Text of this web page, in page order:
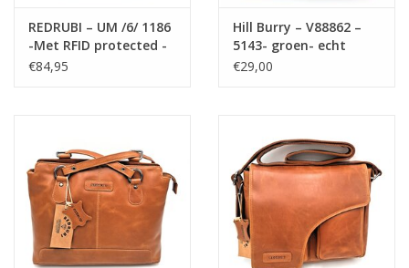
REDRUBI – UM /6/ 1186
-Met RFID protected -
echt leren -
schoudertas –
€84,95
Hill Burry – V88862 –
5143- groen- echt
lederen - mini –
kaarthouder plus
€29,00